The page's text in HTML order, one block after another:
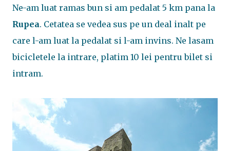
Ne-am luat ramas bun si am pedalat 5 km pana la
Rupea. Cetatea se vedea sus pe un deal inalt pe
care l-am luat la pedalat si l-am invins. Ne lasam
bicicletele la intrare, platim 10 lei pentru bilet si
intram.